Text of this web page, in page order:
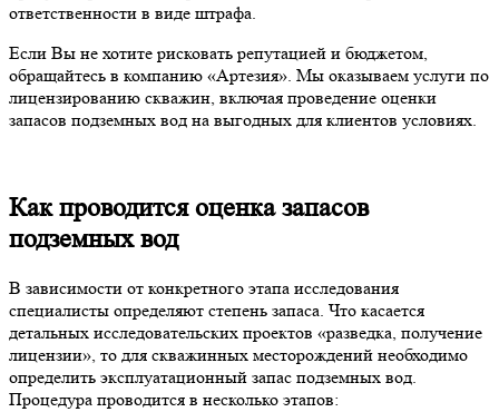
ответственности в виде штрафа.
Если Вы не хотите рисковать репутацией и бюджетом,
обращайтесь в компанию «Артезия». Мы оказываем услуги по
лицензированию скважин, включая проведение оценки
запасов подземных вод на выгодных для клиентов условиях.
Как проводится оценка запасов
подземных вод
В зависимости от конкретного этапа исследования
специалисты определяют степень запаса. Что касается
детальных исследовательских проектов «разведка, получение
лицензии», то для скважинных месторождений необходимо
определить эксплуатационный запас подземных вод.
Процедура проводится в несколько этапов: